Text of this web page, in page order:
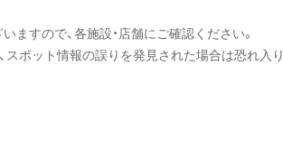
ますので、各施設・店舗にご確認ください。
ポット情報の誤りを発見された場合は恐れ入り